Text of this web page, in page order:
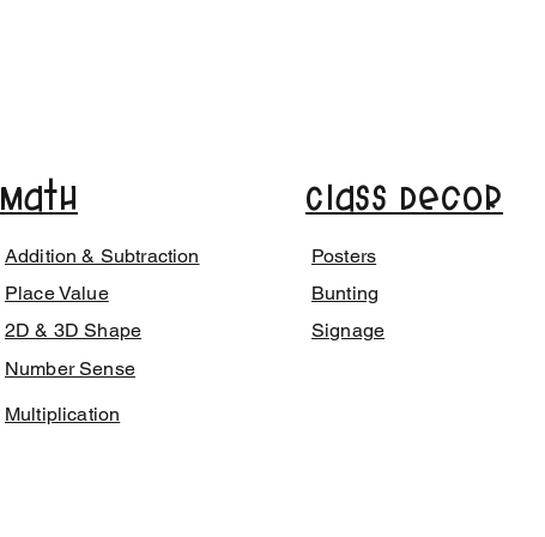
Math
Addition & Subtraction
Place Value
2D & 3D Shape
Number Sense
Class Decor
Posters
Bunting
Signage
Multiplication